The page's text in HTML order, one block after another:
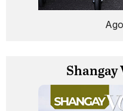
Shangay